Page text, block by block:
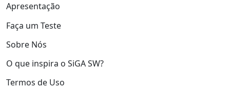
Apresentação
Faça um Teste
Sobre Nós
O que inspira o SiGA SW?
Termos de Uso